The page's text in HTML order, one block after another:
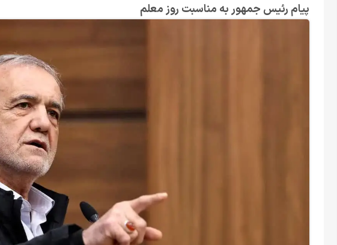
پیام رئیس جمهور به مناسبت روز معلم